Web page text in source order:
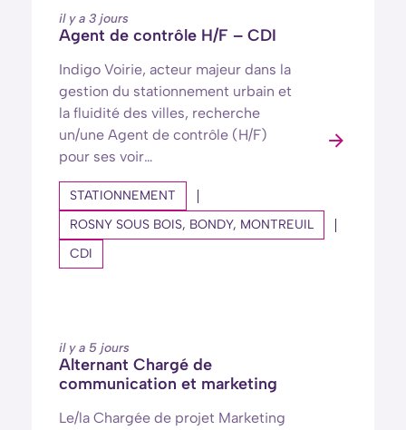
Agent de contrôle H/F – CDI
Indigo Voirie, acteur majeur dans la
gestion du stationnement urbain et
la fluidité des villes, recherche
un/une Agent de contrôle (H/F)
pour ses voir…
STATIONNEMENT
ROSNY SOUS BOIS, BONDY, MONTREUIL
CDI
il y a 3 jours
Alternant Chargé de
communication et marketing
Le/la Chargée de projet Marketing
il y a 5 jours